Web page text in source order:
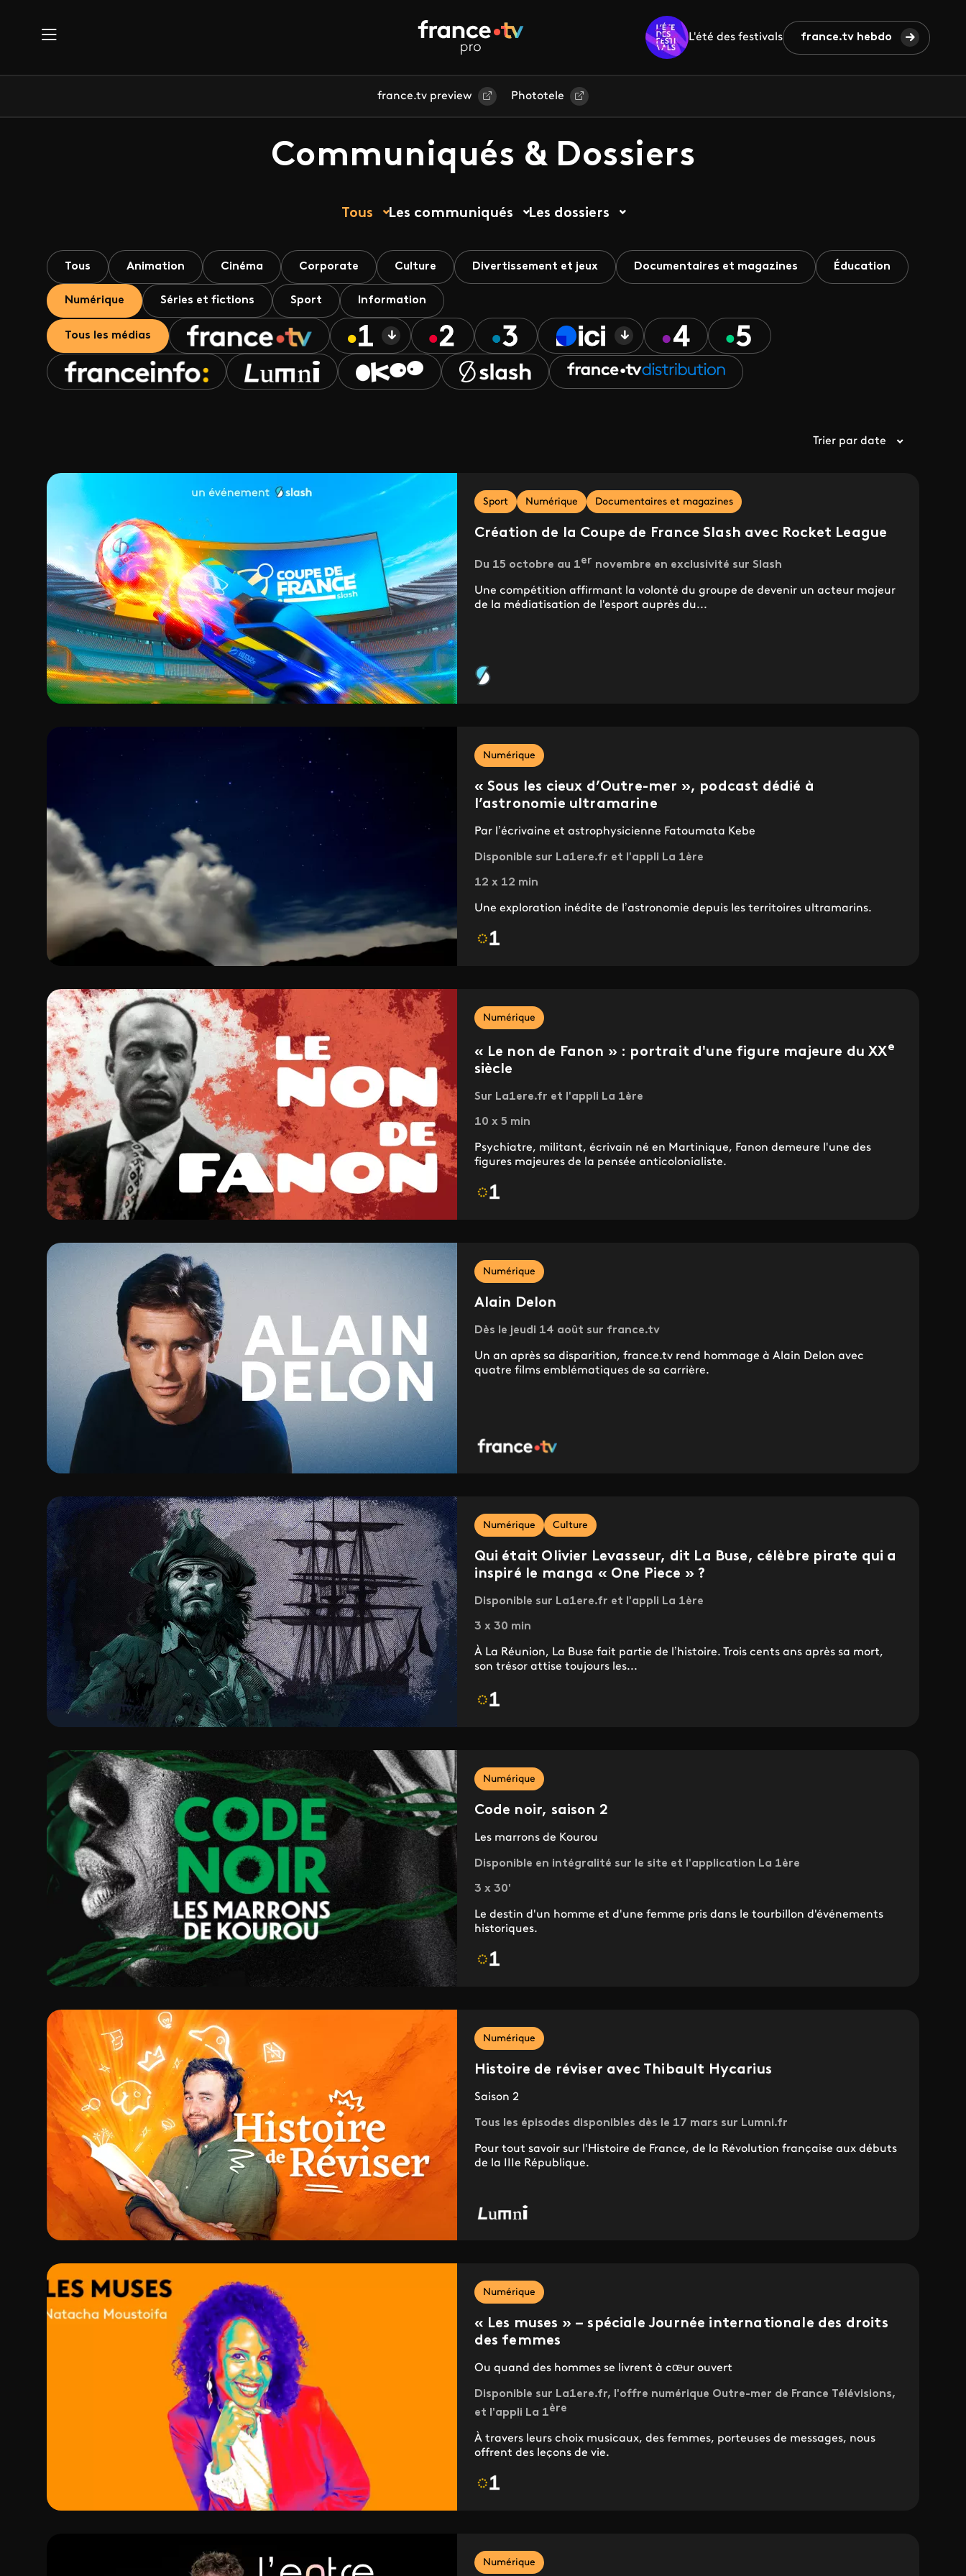
L'été des festivals france.tv hebdo
france.tv preview Phototele
Communiqués & Dossiers
Tous Les communiqués Les dossiers
Tous Animation Cinéma Corporate Culture Divertissement et jeux Documentaires et magazines Éducation
Numérique Séries et fictions Sport Information
Tous les médias
Trier par date
Sport Numérique Documentaires et magazines
Création de la Coupe de France Slash avec Rocket League
Du 15 octobre au 1er novembre en exclusivité sur Slash
Une compétition affirmant la volonté du groupe de devenir un acteur majeur
de la médiatisation de l'esport auprès du...
Numérique
« Sous les cieux d’Outre-mer », podcast dédié à
l’astronomie ultramarine
Par l’écrivaine et astrophysicienne Fatoumata Kebe
Disponible sur La1ere.fr et l'appli La 1ère
12 x 12 min
Une exploration inédite de l’astronomie depuis les territoires ultramarins.
Numérique
« Le non de Fanon » : portrait d'une figure majeure du XXe
siècle
Sur La1ere.fr et l'appli La 1ère
10 x 5 min
Psychiatre, militant, écrivain né en Martinique, Fanon demeure l'une des
figures majeures de la pensée anticolonialiste.
Numérique
Alain Delon
Dès le jeudi 14 août sur france.tv
Un an après sa disparition, france.tv rend hommage à Alain Delon avec
quatre films emblématiques de sa carrière.
Numérique Culture
Qui était Olivier Levasseur, dit La Buse, célèbre pirate qui a
inspiré le manga « One Piece » ?
Disponible sur La1ere.fr et l'appli La 1ère
3 x 30 min
À La Réunion, La Buse fait partie de l’histoire. Trois cents ans après sa mort,
son trésor attise toujours les...
Numérique
Code noir, saison 2
Les marrons de Kourou
Disponible en intégralité sur le site et l'application La 1ère
3 x 30'
Le destin d'un homme et d'une femme pris dans le tourbillon d'événements
historiques.
Numérique
Histoire de réviser avec Thibault Hycarius
Saison 2
Tous les épisodes disponibles dès le 17 mars sur Lumni.fr
Pour tout savoir sur l'Histoire de France, de la Révolution française aux débuts
de la IIIe République.
Numérique
« Les muses » – spéciale Journée internationale des droits
des femmes
Ou quand des hommes se livrent à cœur ouvert
Disponible sur La1ere.fr, l'offre numérique Outre-mer de France Télévisions,
et l'appli La 1ère
À travers leurs choix musicaux, des femmes, porteuses de messages, nous
offrent des leçons de vie.
Numérique